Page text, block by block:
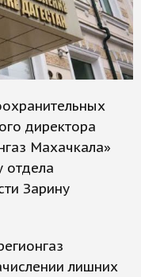
директора
Махачкала»
отдела
Зарину
лишних